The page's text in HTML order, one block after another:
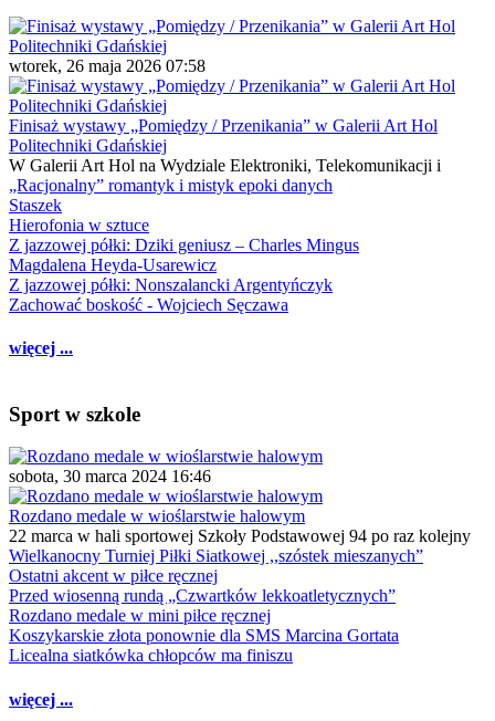
wtorek, 26 maja 2026 07:58
Finisaż wystawy „Pomiędzy / Przenikania” w Galerii Art Hol
Politechniki Gdańskiej
W Galerii Art Hol na Wydziale Elektroniki, Telekomunikacji i
„Racjonalny” romantyk i mistyk epoki danych
Staszek
Hierofonia w sztuce
Z jazzowej półki: Dziki geniusz – Charles Mingus
Magdalena Heyda-Usarewicz
Z jazzowej półki: Nonszalancki Argentyńczyk
Zachować boskość - Wojciech Sęczawa
więcej ...
Sport w szkole
sobota, 30 marca 2024 16:46
Rozdano medale w wioślarstwie halowym
22 marca w hali sportowej Szkoły Podstawowej 94 po raz kolejny
Wielkanocny Turniej Piłki Siatkowej ,,szóstek mieszanych”
Ostatni akcent w piłce ręcznej
Przed wiosenną rundą „Czwartków lekkoatletycznych”
Rozdano medale w mini piłce ręcznej
Koszykarskie złota ponownie dla SMS Marcina Gortata
Licealna siatkówka chłopców ma finiszu
więcej ...